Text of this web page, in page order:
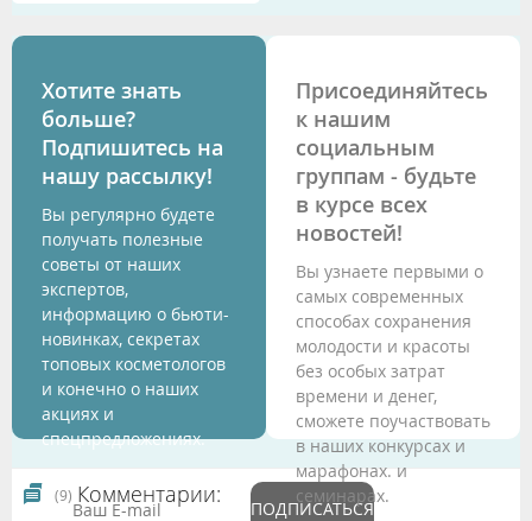
Хотите знать
больше?
Подпишитесь на
нашу рассылку!
Вы регулярно будете
получать полезные
советы от наших
экспертов,
информацию о бьюти-
новинках, секретах
топовых косметологов
и конечно о наших
акциях и
спецпредложениях.
ПОДПИСАТЬСЯ
Присоединяйтесь
к нашим
социальным
группам - будьте
в курсе всех
новостей!
Вы узнаете первыми о
самых современных
способах сохранения
молодости и красоты
без особых затрат
времени и денег,
сможете поучаствовать
в наших конкурсах и
марафонах. и
семинарах.
(9) Комментарии: